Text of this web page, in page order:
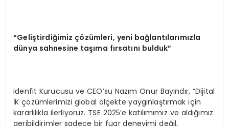
“Geliştirdiğimiz çözümleri, yeni bağlantılarımızla
dünya sahnesine taşıma fırsatını bulduk”
idenfit Kurucusu ve CEO’su Nazım Onur Bayındır, “Dijital
İK çözümlerimizi global ölçekte yaygınlaştırmak için
kararlılıkla ilerliyoruz. TSE 2025’e katılımımız ve aldığımız
geribildirimler sadece bir fuar deneyimi değil,